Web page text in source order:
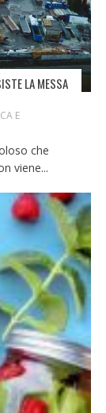
LA MESSA
E
che
viene...